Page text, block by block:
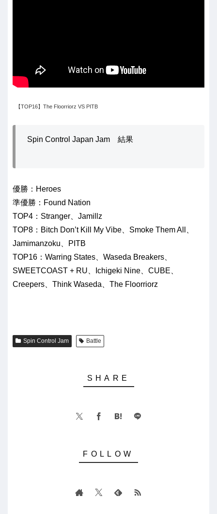
【TOP16】The Floorriorz VS PITB
Spin Control Japan Jam 結果
優勝：Heroes
準優勝：Found Nation
TOP4：Stranger、Jamillz
TOP8：Bitch Don’t Kill My Vibe、Smoke Them All、
Jamimanzoku、PITB
TOP16：Warring States、Waseda Breakers、
SWEETCOAST + RU、Ichigeki Nine、CUBE、
Creepers、Think Waseda、The Floorriorz
Spin Control Jam Battle